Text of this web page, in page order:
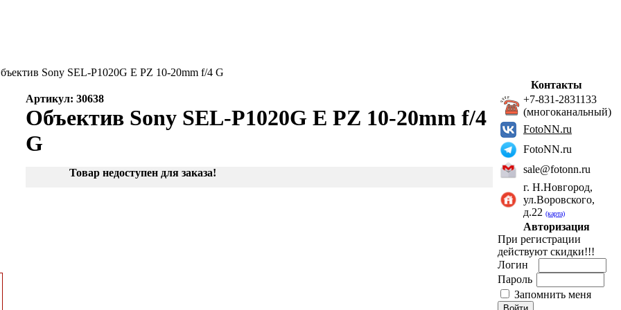
Sony SEL-P1020G E PZ 10-20mm f/4 G
Артикул: 30638
Объектив Sony SEL-P1020G E PZ 10-20mm f/4
G
Товар недоступен для заказа!
Контакты
+7-831-2831133
(многоканальный)
FotoNN.ru
FotoNN.ru
sale@fotonn.ru
г. Н.Новгород,
ул.Воровского,
д.22 (карта)
Авторизация
При регистрации
действуют скидки!!!
Логин
Пароль
Запомнить меня